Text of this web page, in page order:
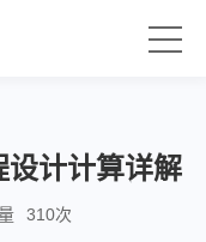
设计计算详解
310次